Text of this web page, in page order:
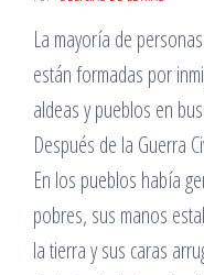
La mayoría de
están formadas por
aldeas y pueblos en
Después de la Guerra
En los pueblos había
pobres, sus manos
la tierra y sus caras